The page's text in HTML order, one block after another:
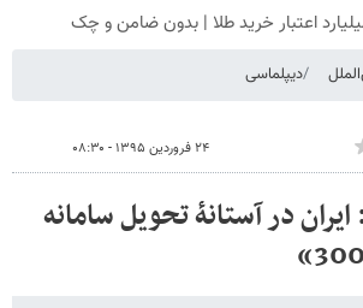
دیپلماسی
۲۴ فروردین ۱۳۹۵ - ۰۸:۳۰
در آستانۀ تحویل سامانه